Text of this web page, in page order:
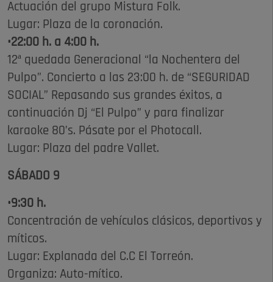
Actuación del grupo Mistura Folk.
Lugar: Plaza de la coronación.
•22:00 h. a 4:00 h.
12ª quedada Generacional “la Nochentera del
Pulpo”. Concierto a las 23:00 h. de “SEGURIDAD
SOCIAL” Repasando sus grandes éxitos, a
continuación Dj “El Pulpo” y para finalizar
karaoke 80’s. Pásate por el Photocall.
Lugar: Plaza del padre Vallet.
SÁBADO 9
•9:30 h.
Concentración de vehículos clásicos, deportivos y
míticos.
Lugar: Explanada del C.C El Torreón.
Organiza: Auto-mítico.